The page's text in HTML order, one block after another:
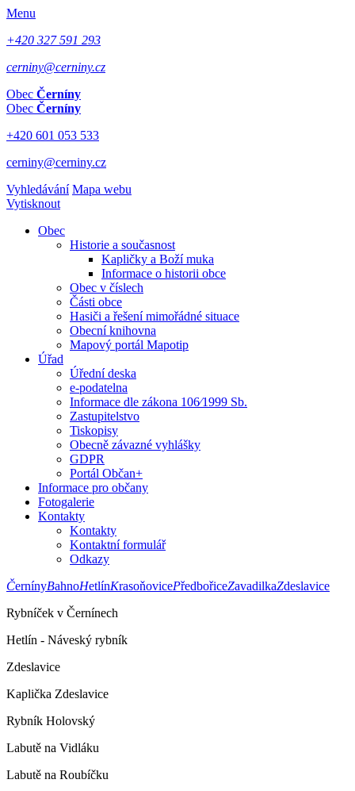
Menu
+420 327 591 293
cerniny@cerniny.cz
Obec Černíny
Obec Černíny
+420 601 053 533
cerniny@cerniny.cz
Vyhledávání Mapa webu
Vytisknout
Obec
Historie a současnost
Kapličky a Boží muka
Informace o historii obce
Obec v číslech
Části obce
Hasiči a řešení mimořádné situace
Obecní knihovna
Mapový portál Mapotip
Úřad
Úřední deska
e-podatelna
Informace dle zákona 106⁄1999 Sb.
Zastupitelstvo
Tiskopisy
Obecně závazné vyhlášky
GDPR
Portál Občan+
Informace pro občany
Fotogalerie
Kontakty
Kontakty
Kontaktní formulář
Odkazy
ČernínyBahnoHetlínKrasoňovicePředbořiceZavadilkaZdeslavice
Rybníček v Černínech
Hetlín - Náveský rybník
Zdeslavice
Kaplička Zdeslavice
Rybník Holovský
Labutě na Vidláku
Labutě na Roubíčku